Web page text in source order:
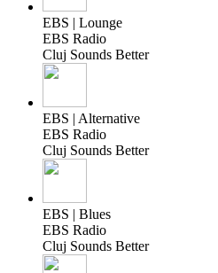
EBS | Lounge
EBS Radio
Cluj Sounds Better
EBS | Alternative
EBS Radio
Cluj Sounds Better
EBS | Blues
EBS Radio
Cluj Sounds Better